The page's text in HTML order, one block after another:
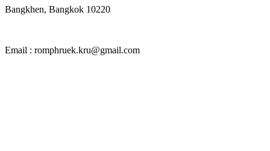
Bangkhen, Bangkok 10220
Email : romphruek.kru@gmail.com